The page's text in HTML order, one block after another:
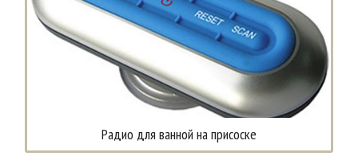
Радио для ванной на присоске